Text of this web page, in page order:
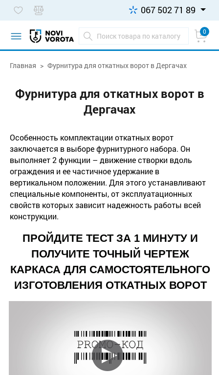
067 502 71 89
0
Главная Фурнитура для откатных ворот в Дергачах
Фурнитура для откатных ворот в
Дергачах
Особенность комплектации откатных ворот
заключается в выборе фурнитурного набора. Он
выполняет 2 функции – движение створки вдоль
ограждения и ее частичное удержание в
вертикальном положении. Для этого устанавливают
специальные компоненты, от эксплуатационных
свойств которых зависит надежность работы всей
конструкции.
ПРОЙДИТЕ ТЕСТ ЗА 1 МИНУТУ И
ПОЛУЧИТЕ ТОЧНЫЙ ЧЕРТЕЖ
КАРКАСА ДЛЯ САМОСТОЯТЕЛЬНОГО
ИЗГОТОВЛЕНИЯ ОТКАТНЫХ ВОРОТ